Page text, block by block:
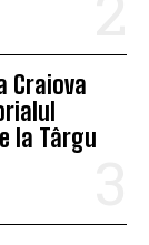
Craiova
la Târgu